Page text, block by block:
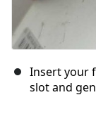
Insert your
slot and